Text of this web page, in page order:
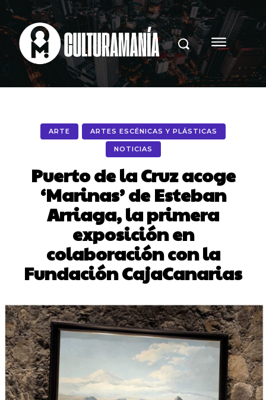
ARTE ARTES ESCÉNICAS Y PLÁSTICAS
NOTICIAS
Puerto de la Cruz acoge
‘Marinas’ de Esteban
Arriaga, la primera
exposición en
colaboración con la
Fundación CajaCanarias